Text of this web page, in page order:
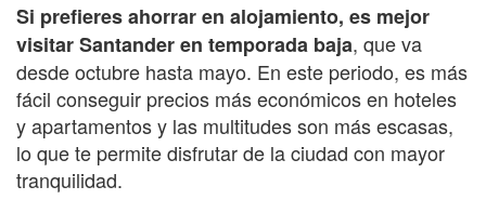
Si prefieres ahorrar en alojamiento, es mejor
visitar Santander en temporada baja, que va
desde octubre hasta mayo. En este periodo, es más
fácil conseguir precios más económicos en hoteles
y apartamentos y las multitudes son más escasas,
lo que te permite disfrutar de la ciudad con mayor
tranquilidad.